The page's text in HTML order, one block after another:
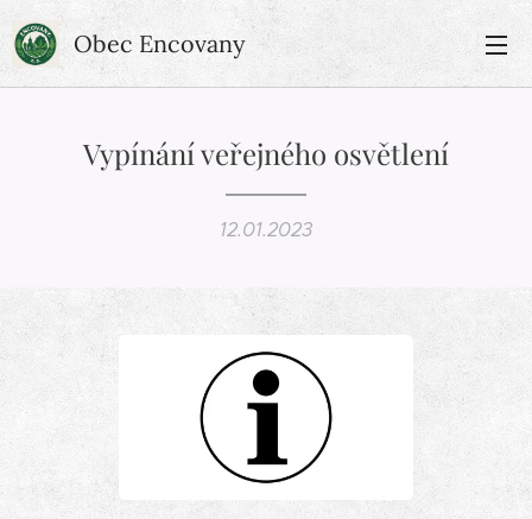
Obec Encovany
Vypínání veřejného osvětlení
12.01.2023